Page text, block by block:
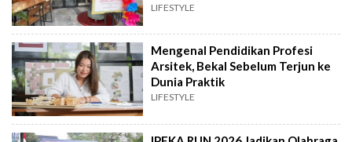
LIFESTYLE
Mengenal Pendidikan Profesi
Arsitek, Bekal Sebelum Terjun ke
Dunia Praktik
LIFESTYLE